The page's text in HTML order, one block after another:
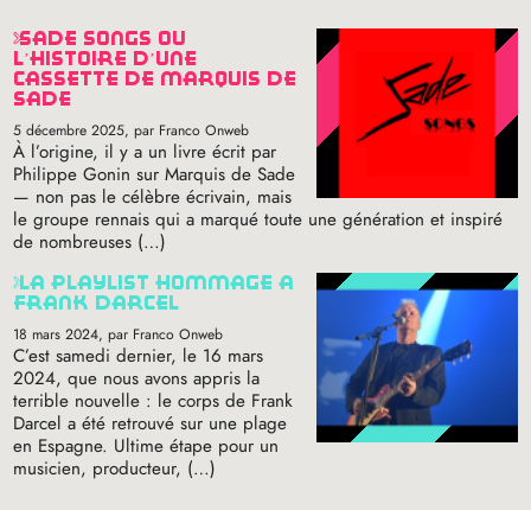
la playlist hommage à
frank darcel
18 mars 2024, par Franco Onweb
C’est samedi dernier, le 16 mars
2024, que nous avons appris la
terrible nouvelle : le corps de Frank
Darcel a été retrouvé sur une plage
en Espagne. Ultime étape pour un
musicien, producteur, (…)
sade songs ou
l’histoire d’une
cassette de marquis de
sade
5 décembre 2025, par Franco Onweb
À l’origine, il y a un livre écrit par
Philippe Gonin sur Marquis de Sade
— non pas le célèbre écrivain, mais
le groupe rennais qui a marqué toute une génération et inspiré
de nombreuses (…)